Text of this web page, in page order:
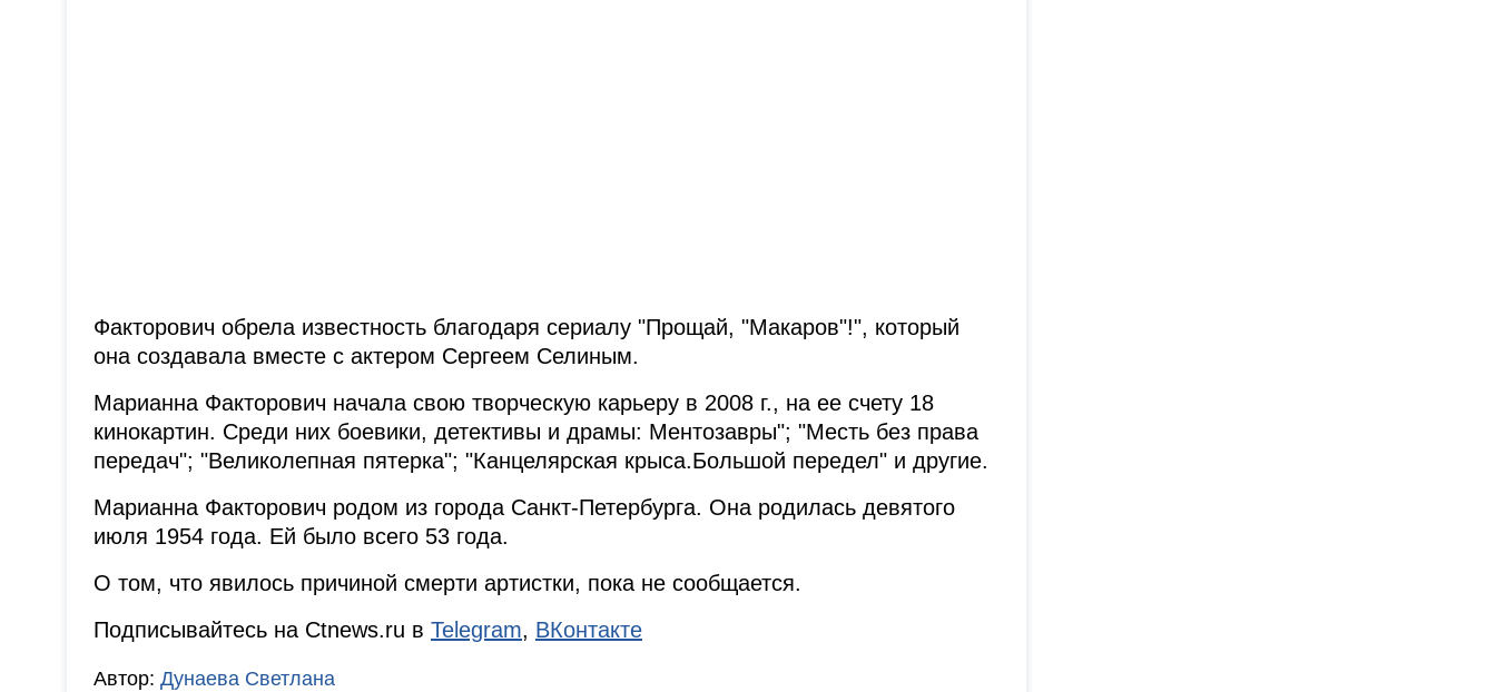
Факторович обрела известность благодаря сериалу "Прощай, "Макаров"!", который
она создавала вместе с актером Сергеем Селиным.
Марианна Факторович начала свою творческую карьеру в 2008 г., на ее счету 18
кинокартин. Среди них боевики, детективы и драмы: Ментозавры"; "Месть без права
передач"; "Великолепная пятерка"; "Канцелярская крыса.Большой передел" и другие.
Марианна Факторович родом из города Санкт-Петербурга. Она родилась девятого
июля 1954 года. Ей было всего 53 года.
О том, что явилось причиной смерти артистки, пока не сообщается.
Подписывайтесь на Ctnews.ru в Telegram, ВКонтакте
Автор: Дунаева Светлана